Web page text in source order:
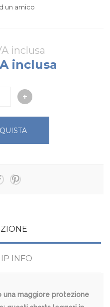
un amico
inclusa
inclusa
INFO
una maggiore protezione